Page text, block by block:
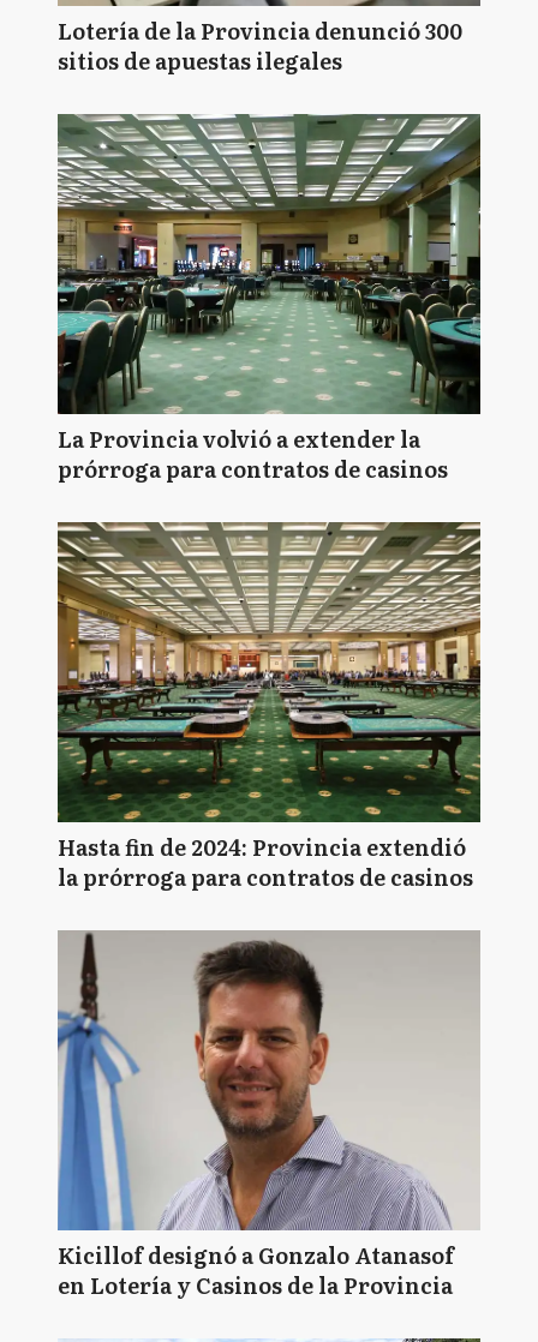
Lotería de la Provincia denunció 300
sitios de apuestas ilegales
La Provincia volvió a extender la
prórroga para contratos de casinos
Hasta fin de 2024: Provincia extendió
la prórroga para contratos de casinos
Kicillof designó a Gonzalo Atanasof
en Lotería y Casinos de la Provincia